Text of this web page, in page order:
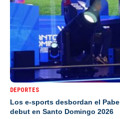
DEPORTES
Los e-sports desbordan el
debut en Santo Domingo 2026